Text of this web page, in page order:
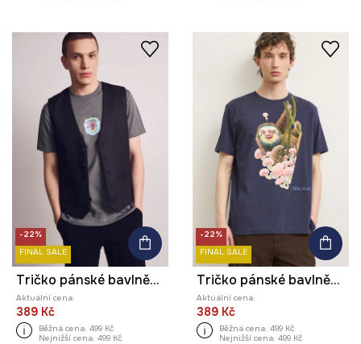
-22%
FINAL SALE
Tričko pánské bavlněné z kolekce Kit Mizeres x Medicine
Aktuální cena:
389 Kč
Běžná cena: 499 Kč
Nejnižší cena: 499 Kč
-22%
FINAL SALE
Tričko pánské bavlněné z kolekce Kit Mizeres x Medicine
Aktuální cena:
389 Kč
Běžná cena: 499 Kč
Nejnižší cena: 499 Kč